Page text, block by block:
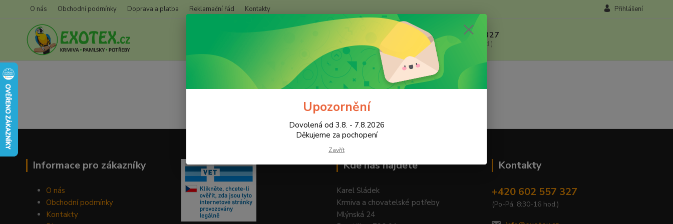
O nás Obchodní podmínky Doprava a platba Reklamační řád Kontakty Přihlášení
+420 602 557 327
(Po-Pá, 8:30-16 hod.)
Informace pro zákazníky
O nás
Obchodní podmínky
Kontakty
Kde nás najdete
Karel Sládek
Krmiva a chovatelské potřeby
Mlýnská 24
Kontakty
+420 602 557 327
(Po-Pá, 8:30-16 hod.)
Upozornění
Dovolená od 3.8. - 7.8.2026
Děkujeme za pochopení
Zavřít